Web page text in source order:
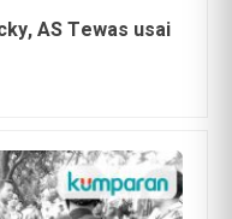
AS Tewas usai